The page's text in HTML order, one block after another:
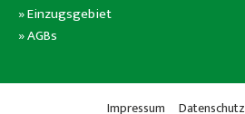
»Einzugsgebiet
»AGBs
Impressum Datenschutz